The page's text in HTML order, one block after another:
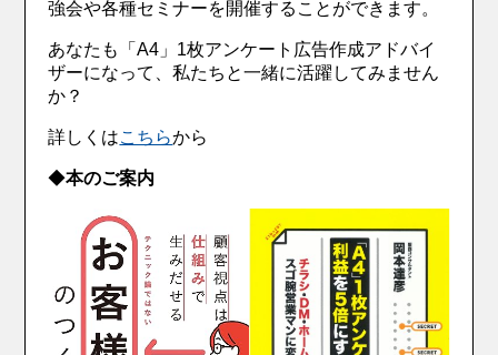
強会や各種セミナーを開催することができます。
あなたも「A4」1枚アンケート広告作成アドバイ
ザーになって、私たちと一緒に活躍してみません
か？
詳しくはこちらから
◆本のご案内